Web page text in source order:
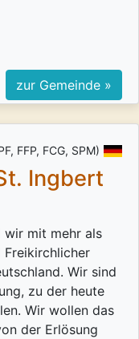
zur Gemeinde »
FFP, FCG, SPM)
Ingbert
wir mit mehr als
Freikirchlicher
Wir sind
zu der heute
Wir wollen das
der Erlösung